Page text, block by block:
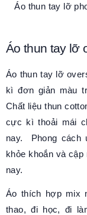
Áo thun tay lỡ
Áo thun tay lỡ
Áo thuntay lỡ
kì đơn giản màu
Chất liệu thun
cực kì thoải mái
nay. Phong cách
khỏe khoắn và
nay.
Áo thích hợp mix
thao, đi học, đi